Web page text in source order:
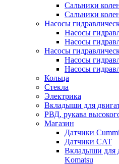
Сальники
Сальники
Насосы
Насосы
Насосы
Насосы
Насосы
Насосы
Кольца
Стекла
Электрика
Вкладыши для
РВД, рукава
Магазин
Датчики
Датчики CAT
Вкладыши для
Komatsu